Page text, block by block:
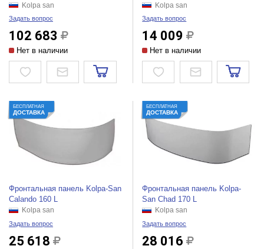
Kolpa san
Задать вопрос
102 683
Нет в наличии
Kolpa san
Задать вопрос
14 009
Нет в наличии
БЕСПЛАТНАЯ
ДОСТАВКА
Фронтальная панель Kolpa-San
Calando 160 L
Kolpa san
Задать вопрос
25 618
БЕСПЛАТНАЯ
ДОСТАВКА
Фронтальная панель Kolpa-
San Chad 170 L
Kolpa san
Задать вопрос
28 016